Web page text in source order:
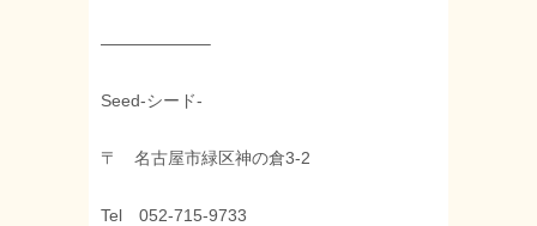
——————–
Seed-シード-
〒 名古屋市緑区神の倉3-2
Tel 052-715-9733